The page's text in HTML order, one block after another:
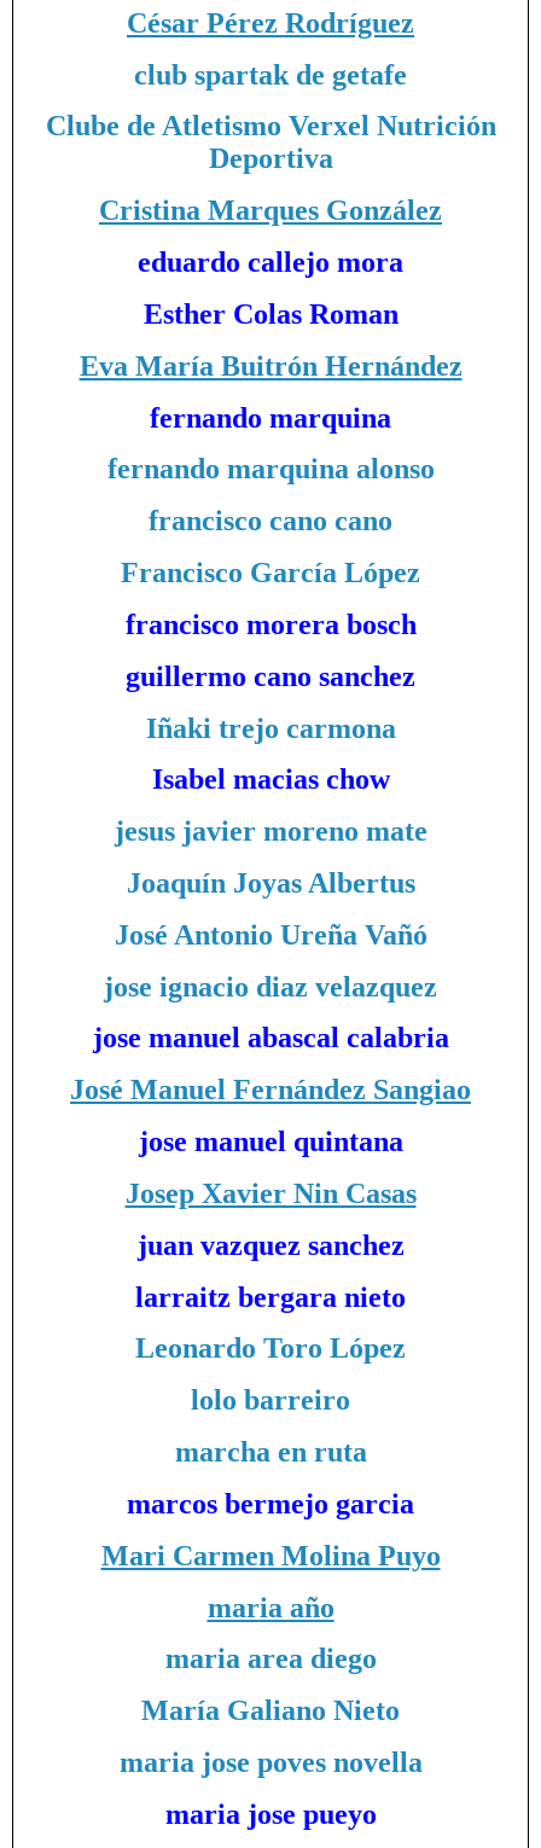
César Pérez Rodríguez
club spartak de getafe
Clube de Atletismo Verxel Nutrición
Deportiva
Cristina Marques González
eduardo callejo mora
Esther Colas Roman
Eva María Buitrón Hernández
fernando marquina
fernando marquina alonso
francisco cano cano
Francisco García López
francisco morera bosch
guillermo cano sanchez
Iñaki trejo carmona
Isabel macias chow
jesus javier moreno mate
Joaquín Joyas Albertus
José Antonio Ureña Vañó
jose ignacio diaz velazquez
jose manuel abascal calabria
José Manuel Fernández Sangiao
jose manuel quintana
Josep Xavier Nin Casas
juan vazquez sanchez
larraitz bergara nieto
Leonardo Toro López
lolo barreiro
marcha en ruta
marcos bermejo garcia
Mari Carmen Molina Puyo
maria año
maria area diego
María Galiano Nieto
maria jose poves novella
maria jose pueyo